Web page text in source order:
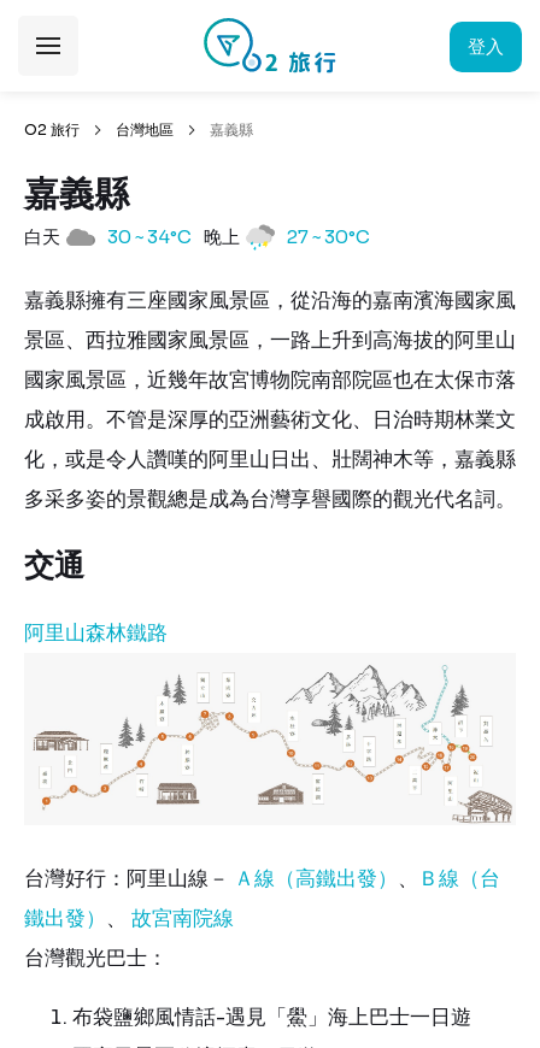
登入
O2 旅行 台灣地區 嘉義縣
嘉義縣
白天 30 ~ 34°C 晚上 27 ~ 30°C
嘉義縣擁有三座國家風景區，從沿海的嘉南濱海國家風
景區、西拉雅國家風景區，一路上升到高海拔的阿里山
國家風景區，近幾年故宮博物院南部院區也在太保市落
成啟用。不管是深厚的亞洲藝術文化、日治時期林業文
化，或是令人讚嘆的阿里山日出、壯闊神木等，嘉義縣
多采多姿的景觀總是成為台灣享譽國際的觀光代名詞。
交通
阿里山森林鐵路
台灣好行：阿里山線－ Ａ線（高鐵出發） 、
Ｂ線（台
鐵出發） 、 故宮南院線
台灣觀光巴士：
布袋鹽鄉風情話-遇見「鱟」海上巴士一日遊